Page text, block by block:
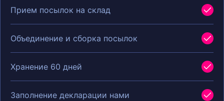
Прием посылок на склад
Объединение и сборка посылок
Хранение 60 дней
Заполнение декларации нами